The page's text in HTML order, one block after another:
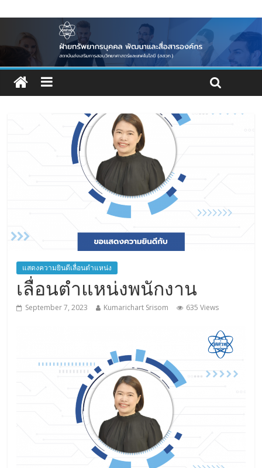
แสดงความยินดีเลื่อนตำแหน่ง
เลื่อนตำแหน่งพนักงาน
September 7, 2023 Kumarichart Srisom 635 Views